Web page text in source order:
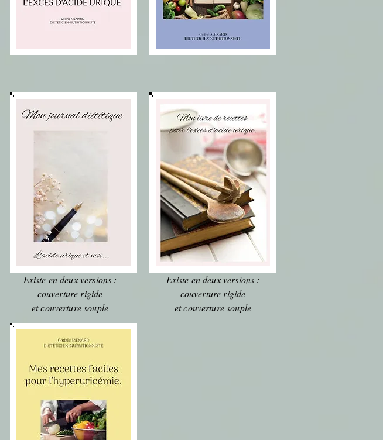
Existe en deux versions :
couverture rigide
et couverture souple
Existe en deux versions :
couverture rigide
et couverture souple